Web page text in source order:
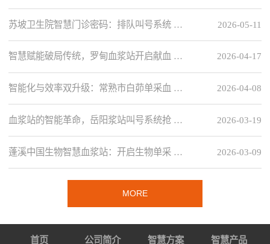
2026-05-11
苏坡卫生院智慧门诊密码：排队叫号系统 …
2026-04-17
智慧赋能破局传统，罗甸血浆站开启献血 …
2026-04-08
智能化与效率双升级：常熟市白茆单采血 …
2026-03-19
血浆站的智能革命，岳阳浆站叫号系统抢 …
2026-03-09
蓬溪中国生物智慧血浆站：开启生物单采 …
MORE
首页 公司简介 智慧方案 智慧产品